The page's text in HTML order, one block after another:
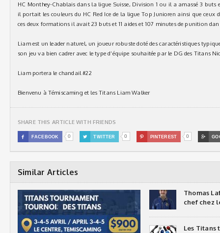
HC Monthey-Chablais dans la ligue Suisse, Division 1 ou il a amassé 3 buts
il portait les couleurs du HC Red Ice de la ligue Top Junioren ainsi que ceux
ces deux formations il avait 23 buts et 11 aides et 107 minutes de punition
Liam est un leader naturel, un joueur robuste doté des caractéristiques
son jeu va bien cadrer avec le type d’équipe souhaitée par le DG des Titans
Liam portera le chandail #22
Bienvenu à Témiscaming et les Titans Liam Walker
SHARE THIS ARTICLE WITH FRIENDS
 FACEBOOK 0  TWITTER 0  PINTEREST 0 
Similar Articles
Thomas
chef chez
Les Titans